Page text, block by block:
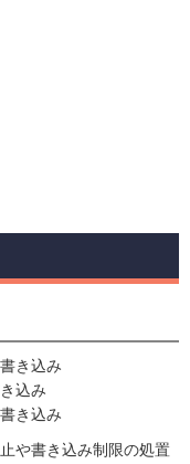
き込み
込み
き込み
や書き込み制限の処置